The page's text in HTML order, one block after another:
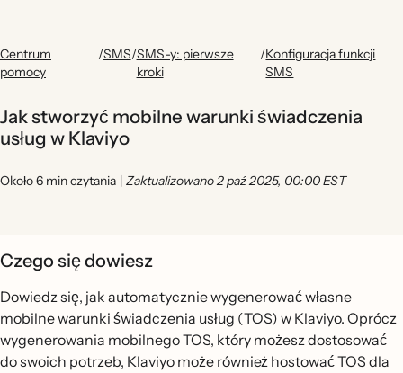
Centrum
pomocy
/SMS/SMS-y: pierwsze
kroki
/Konfiguracja funkcji
SMS
Jak stworzyć mobilne warunki świadczenia
usług w Klaviyo
Około 6 min czytania | Zaktualizowano 2 paź 2025, 00:00 EST
Czego się dowiesz
Dowiedz się, jak automatycznie wygenerować własne
mobilne warunki świadczenia usług (TOS) w Klaviyo. Oprócz
wygenerowania mobilnego TOS, który możesz dostosować
do swoich potrzeb, Klaviyo może również hostować TOS dla